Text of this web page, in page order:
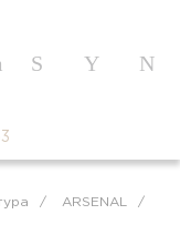
/ ARSENAL
/